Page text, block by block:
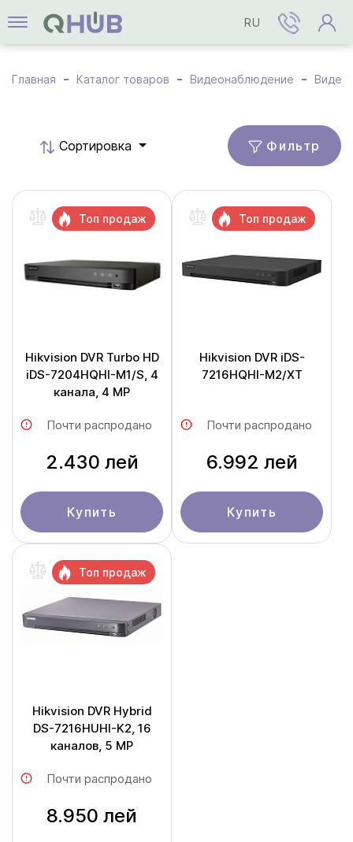
RU
Главная Каталог товаров Видеонаблюдение
Cортировка Фильтр
Hikvision DVR Turbo HD
iDS-7204HQHI-M1/S, 4
канала, 4 MP
Почти распродано
2.430 лей
Купить
Топ продаж
Hikvision DVR iDS-
7216HQHI-M2/XT
Почти распродано
6.992 лей
Купить
Топ продаж
Hikvision DVR Hybrid
DS-7216HUHI-K2, 16
каналов, 5 MP
Почти распродано
8.950 лей
Топ продаж